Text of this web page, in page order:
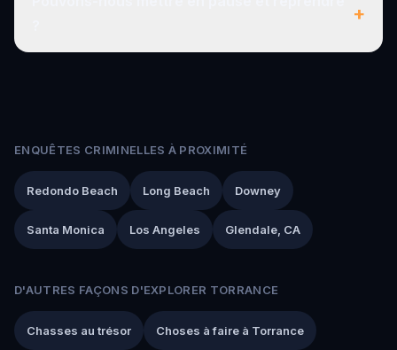
+
ENQUÊTES CRIMINELLES À PROXIMITÉ
Redondo Beach Long Beach Downey
Santa Monica Los Angeles Glendale, CA
D'AUTRES FAÇONS D'EXPLORER TORRANCE
Chasses au trésor Choses à faire à Torrance